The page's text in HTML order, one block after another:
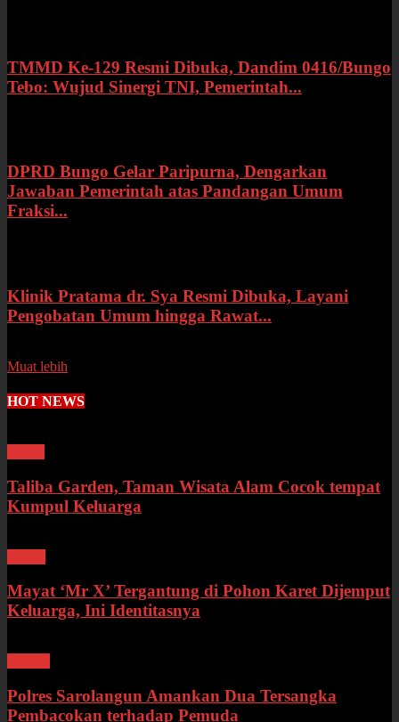
TMMD Ke-129 Resmi Dibuka, Dandim 0416/Bungo
Tebo: Wujud Sinergi TNI, Pemerintah...
DPRD Bungo Gelar Paripurna, Dengarkan
Jawaban Pemerintah atas Pandangan Umum
Fraksi...
Klinik Pratama dr. Sya Resmi Dibuka, Layani
Pengobatan Umum hingga Rawat...
Muat lebih
HOT NEWS
Taliba Garden, Taman Wisata Alam Cocok tempat
Kumpul Keluarga
Mayat ‘Mr X’ Tergantung di Pohon Karet Dijemput
Keluarga, Ini Identitasnya
Polres Sarolangun Amankan Dua Tersangka
Pembacokan terhadap Pemuda